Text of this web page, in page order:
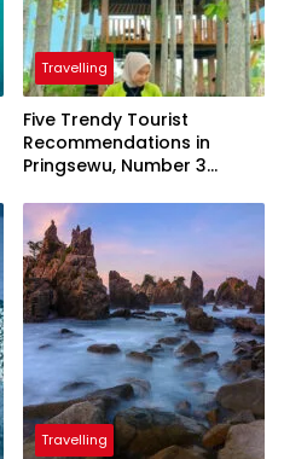
Travelling
Five Trendy Tourist
Recommendations in
Pringsewu, Number 3
President
Travelling